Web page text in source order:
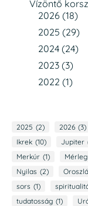
Vízöntő
2026 (18)
2025 (29)
2024 (24)
2023 (3)
2022 (1)
2025 (2) 2026 (3)
Ikrek (10) Jupiter
Merkúr (1) Mérleg
Nyilas (2)
sors (1)
tudatosság (1)